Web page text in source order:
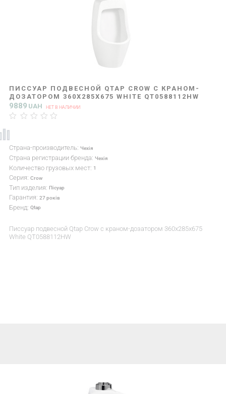
ПИССУАР ПОДВЕСНОЙ QTAP CROW С КРАНОМ-
ДОЗАТОРОМ 360X285X675 WHITE QT0588112HW
9889 UAH НЕТ В НАЛИЧИИ
Страна-производитель: Чехія
Страна регистрации бренда: Чехія
Количество грузовых мест: 1
Серия: Crow
Тип изделия: Пісуар
Гарантия: 27 років
Бренд: Qtap
Писсуар подвесной Qtap Crow с краном-дозатором 360x285x675
White QT0588112HW